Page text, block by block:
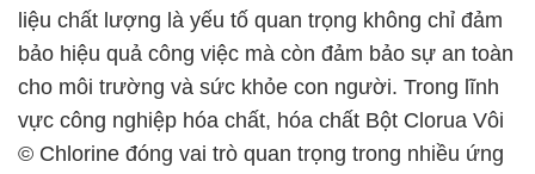
liệu chất lượng là yếu tố quan trọng không chỉ đảm
bảo hiệu quả công việc mà còn đảm bảo sự an toàn
cho môi trường và sức khỏe con người. Trong lĩnh
vực công nghiệp hóa chất, hóa chất Bột Clorua Vôi
© Chlorine đóng vai trò quan trọng trong nhiều ứng